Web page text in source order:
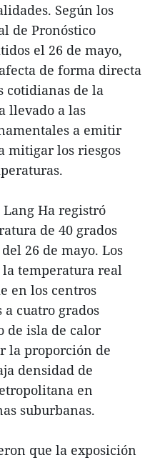
Según los
de Pronóstico
el 26 de mayo,
de forma directa
cotidianas de la
llevado a las
a emitir
mitigar los riesgos
Ha registró
de 40 grados
26 de mayo. Los
temperatura real
en los centros
a cuatro grados
de isla de calor
la proporción de
densidad de
en
suburbanas.
que la exposición